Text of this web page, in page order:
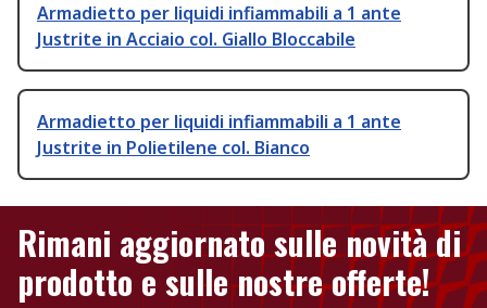
Armadietto per liquidi infiammabili a 1 ante
Justrite in Acciaio col. Giallo Bloccabile
Armadietto per liquidi infiammabili a 1 ante
Justrite in Polietilene col. Bianco
Rimani aggiornato sulle novità di
prodotto e sulle nostre offerte!